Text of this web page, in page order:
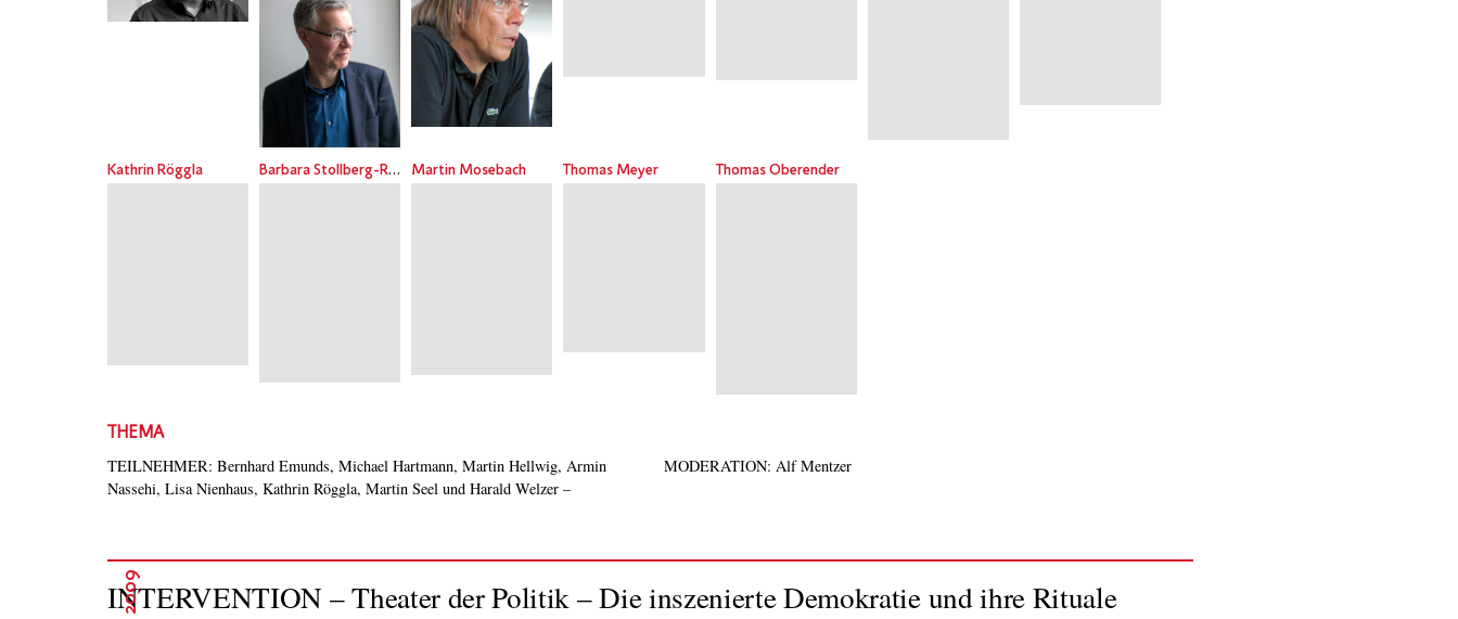
Kathrin Röggla Barbara Stollberg-Rilinger Martin Mosebach Thomas Meyer Thomas Oberender
THEMA
TEILNEHMER: Bernhard Emunds, Michael Hartmann, Martin Hellwig, Armin
Nassehi, Lisa Nienhaus, Kathrin Röggla, Martin Seel und Harald Welzer –
MODERATION: Alf Mentzer
2009
INTERVENTION – Theater der Politik – Die inszenierte Demokratie und ihre Rituale